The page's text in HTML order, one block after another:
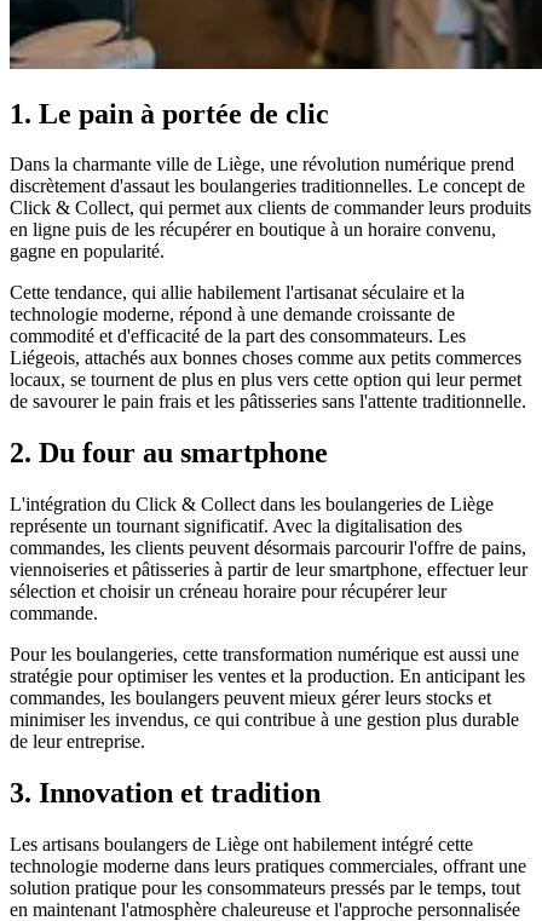
1. Le pain à portée de clic
Dans la charmante ville de Liège, une révolution numérique prend
discrètement d'assaut les boulangeries traditionnelles. Le concept de
Click & Collect, qui permet aux clients de commander leurs produits
en ligne puis de les récupérer en boutique à un horaire convenu,
gagne en popularité.
Cette tendance, qui allie habilement l'artisanat séculaire et la
technologie moderne, répond à une demande croissante de
commodité et d'efficacité de la part des consommateurs. Les
Liégeois, attachés aux bonnes choses comme aux petits commerces
locaux, se tournent de plus en plus vers cette option qui leur permet
de savourer le pain frais et les pâtisseries sans l'attente traditionnelle.
2. Du four au smartphone
L'intégration du Click & Collect dans les boulangeries de Liège
représente un tournant significatif. Avec la digitalisation des
commandes, les clients peuvent désormais parcourir l'offre de pains,
viennoiseries et pâtisseries à partir de leur smartphone, effectuer leur
sélection et choisir un créneau horaire pour récupérer leur
commande.
Pour les boulangeries, cette transformation numérique est aussi une
stratégie pour optimiser les ventes et la production. En anticipant les
commandes, les boulangers peuvent mieux gérer leurs stocks et
minimiser les invendus, ce qui contribue à une gestion plus durable
de leur entreprise.
3. Innovation et tradition
Les artisans boulangers de Liège ont habilement intégré cette
technologie moderne dans leurs pratiques commerciales, offrant une
solution pratique pour les consommateurs pressés par le temps, tout
en maintenant l'atmosphère chaleureuse et l'approche personnalisée